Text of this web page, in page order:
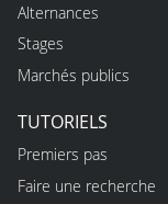
Alternances
Stages
Marchés publics
TUTORIELS
Premiers pas
Faire une recherche